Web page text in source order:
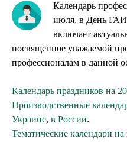
Календарь
июля, в День
включает
посвященное уважаемой
профессионалам в данной
Календарь праздников на
Производственные
Украине, в России.
Тематические календари